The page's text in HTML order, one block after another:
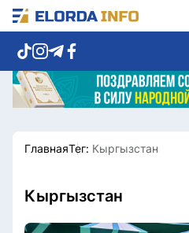
Новости столицы
Спорт
Разное
Видео
Мир
ГлавнаяТег: Кыргызстан
Кыргызстан